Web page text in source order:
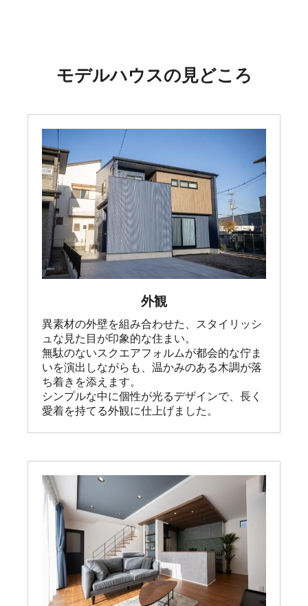
モデルハウスの見どころ
外観
異素材の外壁を組み合わせた、スタイリッシ
ュな見た目が印象的な住まい。
無駄のないスクエアフォルムが都会的な佇ま
いを演出しながらも、温かみのある木調が落
ち着きを添えます。
シンプルな中に個性が光るデザインで、長く
愛着を持てる外観に仕上げました。